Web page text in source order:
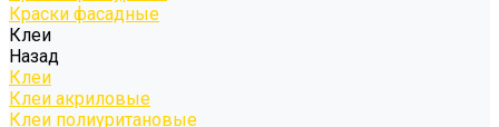
Краски фасадные
Клеи
Назад
Клеи
Клеи акриловые
Клеи полиуритановые